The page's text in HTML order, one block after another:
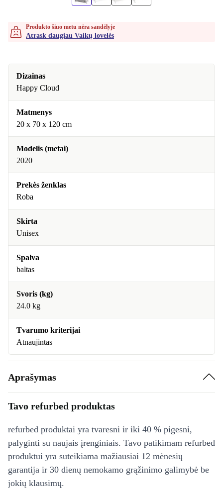
Produkto šiuo metu nėra sandėlyje
Atrask daugiau Vaikų lovelės
Dizainas
Happy Cloud
Matmenys
‎20 x 70 x 120 cm
Modelis (metai)
2020
Prekės ženklas
Roba
Skirta
Unisex
Spalva
baltas
Svoris (kg)
24.0 kg
Tvarumo kriterijai
Atnaujintas
Aprašymas
Tavo refurbed produktas
refurbed produktai yra tvaresni ir iki 40 % pigesni,
palyginti su naujais įrenginiais. Tavo patikimam refurbed
produktui yra suteikiama mažiausiai 12 mėnesių
garantija ir 30 dienų nemokamo grąžinimo galimybė be
jokių klausimų.